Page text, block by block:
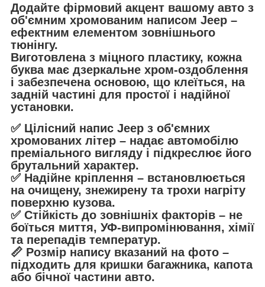
Додайте фірмовий акцент вашому авто з
об'ємним хромованим написом Jeep –
ефектним елементом зовнішнього
тюнінгу.
Виготовлена ​​з міцного пластику, кожна
буква має дзеркальне хром-оздоблення
і забезпечена основою, що клеїться, на
задній частині для простої і надійної
установки.
✅ Цілісний напис Jeep з об'ємних
хромованих літер – надає автомобілю
преміального вигляду і підкреслює його
брутальний характер.
✅ Надійне кріплення – встановлюється
на очищену, знежирену та трохи нагріту
поверхню кузова.
✅ Стійкість до зовнішніх факторів – не
боїться миття, УФ-випромінювання, хімії
та перепадів температур.
📏 Розмір напису вказаний на фото –
підходить для кришки багажника, капота
або бічної частини авто.